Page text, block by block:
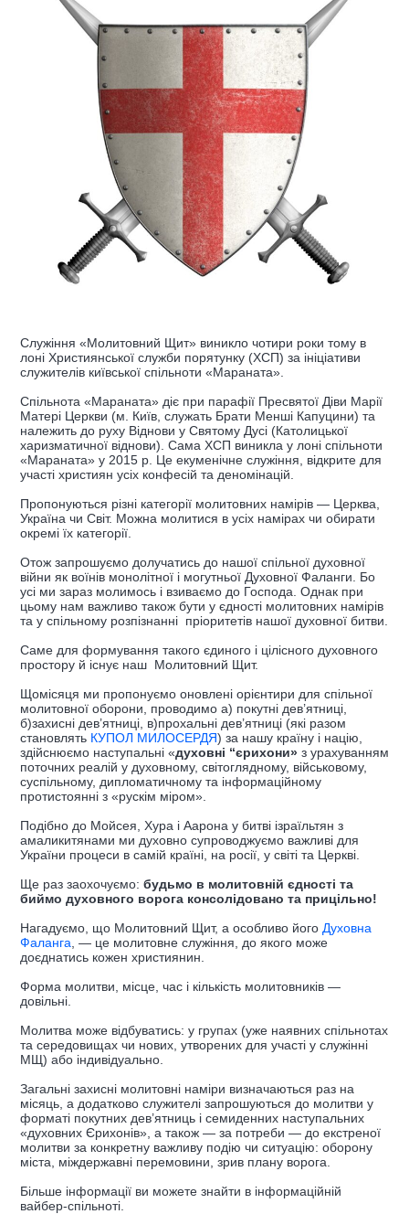
Служіння «Молитовний Щит» виникло чотири роки тому в
лоні Християнської служби порятунку (ХСП) за ініціативи
служителів київської спільноти «Мараната».
Спільнота «Мараната» діє при парафії Пресвятої Діви Марії
Матері Церкви (м. Київ, служать Брати Менші Капуцини) та
належить до руху Віднови у Святому Дусі (Католицької
харизматичної віднови). Сама ХСП виникла у лоні спільноти
«Мараната» у 2015 р. Це екуменічне служіння, відкрите для
участі християн усіх конфесій та деномінацій.
Пропонуються різні категорії молитовних намірів — Церква,
Україна чи Світ. Можна молитися в усіх намірах чи обирати
окремі їх категорії.
Отож запрошуємо долучатись до нашої спільної духовної
війни як воїнів монолітної і могутньої Духовної Фаланги. Бо
усі ми зараз молимось і взиваємо до Господа. Однак при
цьому нам важливо також бути у єдності молитовних намірів
та у спільному розпізнанні пріоритетів нашої духовної битви.
Саме для формування такого єдиного і цілісного духовного
простору й існує наш Молитовний Щит.
Щомісяця ми пропонуємо оновлені орієнтири для спільної
молитовної оборони, проводимо а) покутні дев’ятниці,
б)захисні дев’ятниці, в)прохальні дев’ятниці (які разом
становлять КУПОЛ МИЛОСЕРДЯ) за нашу країну і націю,
здійснюємо наступальні «духовні “єрихони» з урахуванням
поточних реалій у духовному, світоглядному, військовому,
суспільному, дипломатичному та інформаційному
протистоянні з «рускім міром».
Подібно до Мойсея, Хура і Аарона у битві ізраїльтян з
амаликитянами ми духовно супроводжуємо важливі для
України процеси в самій країні, на росії, у світі та Церкві.
Ще раз заохочуємо: будьмо в молитовній єдності та
биймо духовного ворога консолідовано та прицільно!
Нагадуємо, що Молитовний Щит, а особливо його Духовна
Фаланга , — це молитовне служіння, до якого може
доєднатись кожен християнин.
Форма молитви, місце, час і кількість молитовників —
довільні.
Молитва може відбуватись: у групах (уже наявних спільнотах
та середовищах чи нових, утворених для участі у служінні
МЩ) або індивідуально.
Загальні захисні молитовні наміри визначаються раз на
місяць, а додатково служителі запрошуються до молитви у
форматі покутних дев’ятниць і семиденних наступальних
«духовних Єрихонів», а також — за потреби — до екстреної
молитви за конкретну важливу подію чи ситуацію: оборону
міста, міждержавні перемовини, зрив плану ворога.
Більше інформації ви можете знайти в інформаційній
вайбер-спільноті.